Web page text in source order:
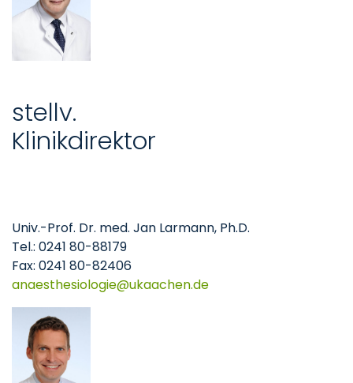
stellv.
Klinikdirektor
Univ.-Prof. Dr. med. Jan Larmann, Ph.D.
Tel.: 0241 80-88179
Fax: 0241 80-82406
anaesthesiologie
ukaachende